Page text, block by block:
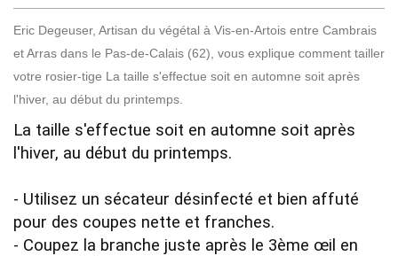
Eric Degeuser, Artisan du végétal à Vis-en-Artois entre Cambrais
et Arras dans le Pas-de-Calais (62), vous explique comment tailler
votre rosier-tige La taille s'effectue soit en automne soit après
l'hiver, au début du printemps.
La taille s'effectue soit en automne soit après
l'hiver, au début du printemps.
- Utilisez un sécateur désinfecté et bien affuté
pour des coupes nette et franches.
- Coupez la branche juste après le 3ème œil en